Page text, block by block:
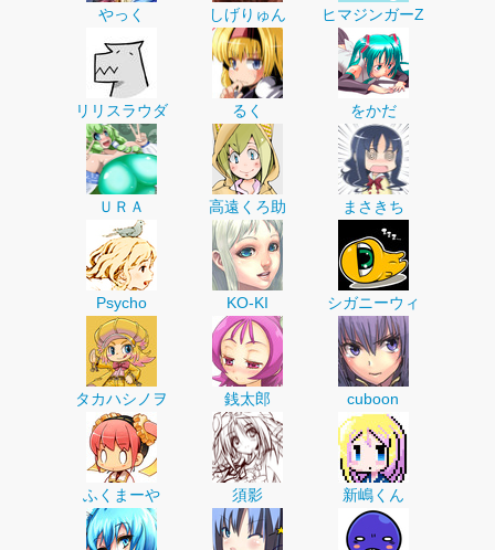
やっく しげりゅん ヒマジンガーZ
リリスラウダ るく をかだ
ＵＲＡ 高遠くろ助 まさきち
Psycho KO-KI シガニーウィ
タカハシノヲ 銭太郎 cuboon
ふくまーや 須影 新嶋くん